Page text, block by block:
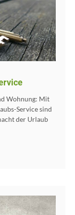
Wohnung: Mit
Service sind
der Urlaub